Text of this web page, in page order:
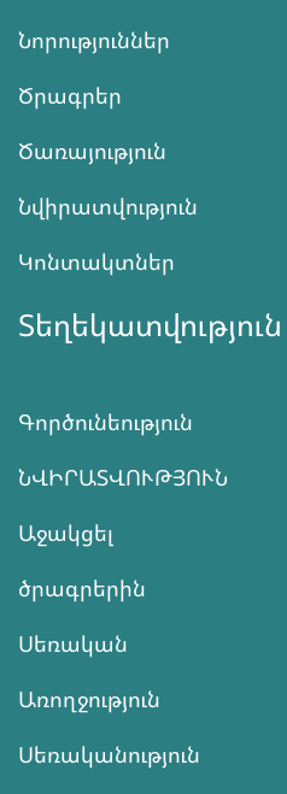
Նորություններ
Ծրագրեր
Ծառայություն
Նվիրատվություն
Կոնտակտներ
Տեղեկատվություն
Գործունեություն
ՆՎԻՐԱՏՎՈՒԹՅՈՒՆ
Աջակցել
ծրագրերին
Սեռական
Առողջություն
Սեռականություն